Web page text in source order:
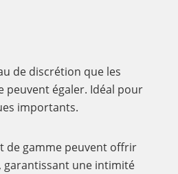
de discrétion que les
égaler. Idéal pour
importants.
de gamme peuvent offrir
garantissant une intimité